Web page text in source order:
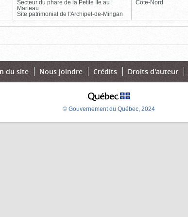
Secteur du phare de la Petite Île au
Marteau
Site patrimonial de l'Archipel-de-Mingan
Côte-Nord
du site Nous joindre Crédits Droits d'auteur
© Gouvernement du Québec, 2024